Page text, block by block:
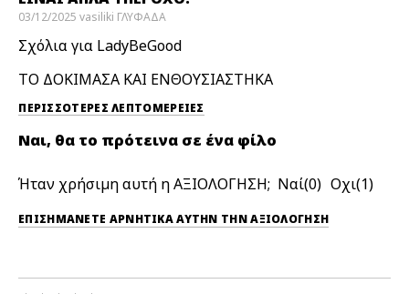
03/12/2025 vasiliki ΓΛΥΦΑΔΑ
Σχόλια για LadyBeGood
ΤΟ ΔΟΚΙΜΑΣΑ ΚΑΙ ΕΝΘΟΥΣΙΑΣΤΗΚΑ
ΠΕΡΙΣΣΌΤΕΡΕΣ ΛΕΠΤΟΜΈΡΕΙΕΣ
Ναι, θα το πρότεινα σε ένα φίλο
Ήταν χρήσιμη αυτή η ΑΞΙΟΛΟΓΗΣΗ; 0 1
ΕΠΙΣΗΜΆΝΕΤΕ ΑΡΝΗΤΙΚΆ ΑΥΤΉΝ ΤΗΝ ΑΞΙΟΛΟΓΗΣΗ